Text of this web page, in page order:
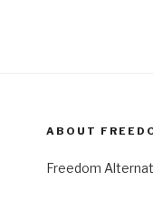
ABOUT
Freedom